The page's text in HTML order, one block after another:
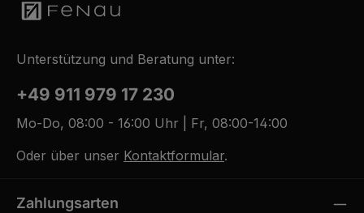
Unterstützung und Beratung unter:
+49 911 979 17 230
Mo-Do, 08:00 - 16:00 Uhr | Fr, 08:00-14:00
Oder über unser Kontaktformular.
Zahlungsarten